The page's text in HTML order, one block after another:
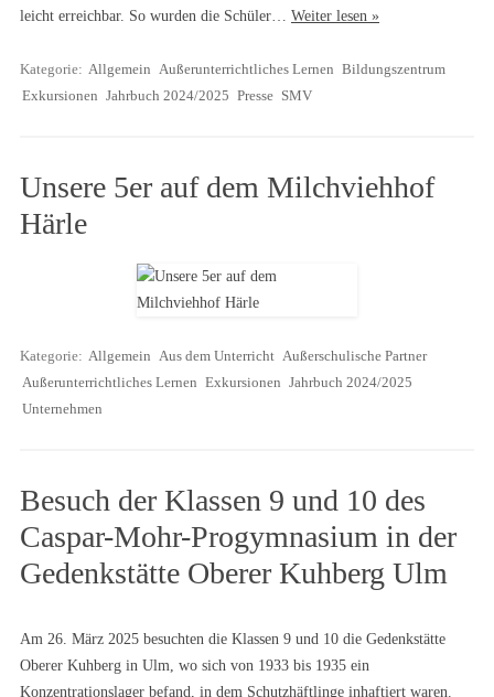
leicht erreichbar. So wurden die Schüler… Weiter lesen »
Kategorie: Allgemein Außerunterrichtliches Lernen Bildungszentrum
Exkursionen Jahrbuch 2024/2025 Presse SMV
Unsere 5er auf dem Milchviehhof
Härle
Kategorie: Allgemein Aus dem Unterricht Außerschulische Partner
Außerunterrichtliches Lernen Exkursionen Jahrbuch 2024/2025
Unternehmen
Besuch der Klassen 9 und 10 des
Caspar-Mohr-Progymnasium in der
Gedenkstätte Oberer Kuhberg Ulm
Am 26. März 2025 besuchten die Klassen 9 und 10 die Gedenkstätte
Oberer Kuhberg in Ulm, wo sich von 1933 bis 1935 ein
Konzentrationslager befand, in dem Schutzhäftlinge inhaftiert waren.